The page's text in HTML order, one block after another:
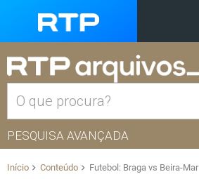
PESQUISA AVANÇADA
Início Conteúdo Futebol: Braga vs Beira-Mar